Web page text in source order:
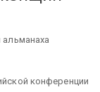
конференции